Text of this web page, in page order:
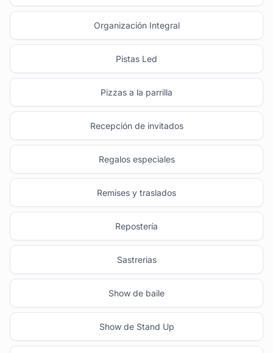
Organización Integral
Pistas Led
Pizzas a la parrilla
Recepción de invitados
Regalos especiales
Remises y traslados
Repostería
Sastrerias
Show de baile
Show de Stand Up